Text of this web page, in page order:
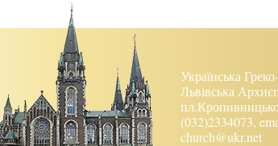
Українська
Львівська
(032)2334073,
church@ukr.net